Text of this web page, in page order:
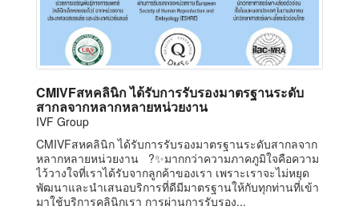
CMIVFสหคลินิก ได้รับการรับรองมาตรฐานระดับ
สากลจากหลากหลายหน่วยงาน
IVF Group
CMIVFสหคลินิก ได้รับการรับรองมาตรฐานระดับสากลจาก
หลากหลายหน่วยงาน ?✨มากกว่าความภาคภูมิใจคือความ
ไว้วางใจที่เราได้รับจากลูกค้าของเรา เพราะเราจะไม่หยุด
พัฒนาและนำเสนอบริการที่ดีมีมาตรฐานให้กับทุกท่านที่เข้า
มาใช้บริการคลินิกเรา การผ่านการรับรอง...